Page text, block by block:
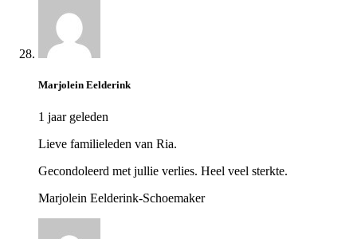
Marjolein Eelderink
1 jaar geleden
Lieve familieleden van Ria.
Gecondoleerd met jullie verlies. Heel veel sterkte.
Marjolein Eelderink-Schoemaker